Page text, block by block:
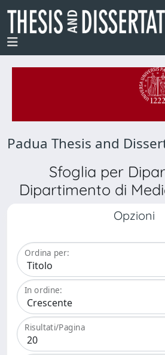
Padua Thesis and
Sfoglia per
Dipartimento di
Opzioni
Ordina per:
In ordine:
Risultati/Pagina